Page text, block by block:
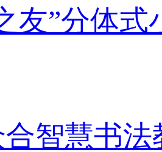
友”分体
智慧书法